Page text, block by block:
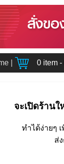
0 item -
จะเปิดร้านใ
ทำได้ง่ายๆ
ส่